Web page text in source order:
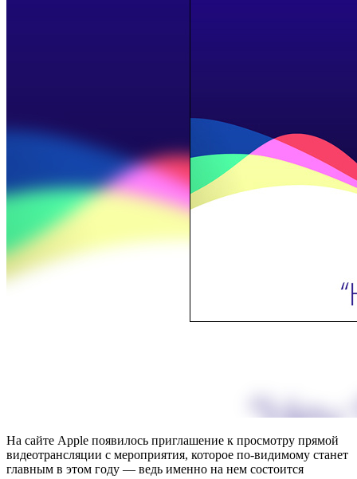
На сайте Apple появилось приглашение к просмотру прямой
видеотрансляции с мероприятия, которое по-видимому станет
главным в этом году — ведь именно на нем состоится